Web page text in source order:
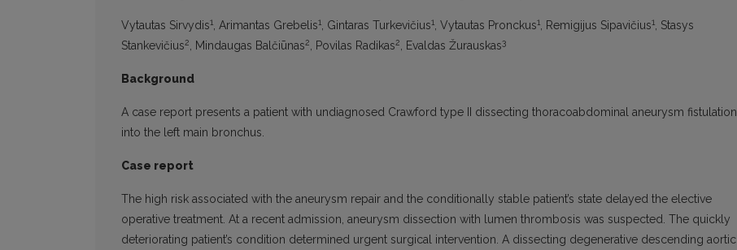
Vytautas Sirvydis1, Arimantas Grebelis1, Gintaras Turkevičius1, Vytautas Pronckus1, Remigijus Sipavičius1, Stasys
Stankevičius2, Mindaugas Balčiūnas2, Povilas Radikas2, Evaldas Žurauskas3
Background
A case report presents a patient with undiagnosed Crawford type II dissecting thoracoabdominal aneurysm fistulation
into the left main bronchus.
Case report
The high risk associated with the aneurysm repair and the conditionally stable patient’s state delayed the elective
operative treatment. At a recent admission, aneurysm dissection with lumen thrombosis was suspected. The quickly
deteriorating patient’s condition determined urgent surgical intervention. A dissecting degenerative descending aortic